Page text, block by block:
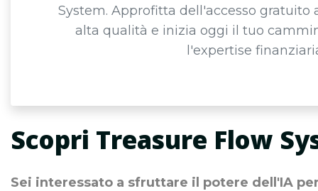
System. Approfitta dell'accesso gratuito
alta qualità e inizia oggi il tuo
l'expertise
Scopri Treasure Flow
Sei interessato a sfruttare il potere dell'IA